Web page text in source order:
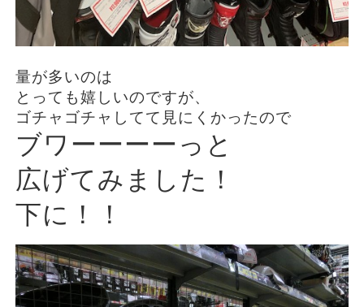
量が多いのは
とっても嬉しいのですが、
ゴチャゴチャしてて見にくかったので
ブワーーーーっと
広げてみました！
下に！！